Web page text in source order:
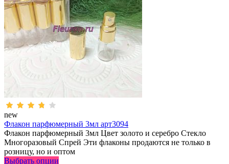
new
Флакон парфюмерный 3мл арт3094
Флакон парфюмерный 3мл Цвет золото и серебро Стекло
Многоразовый Спрей Эти флаконы продаются не только в
розницу, но и оптом
Выбрать опции